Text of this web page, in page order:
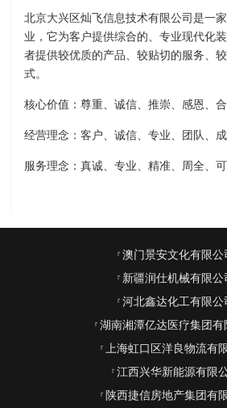
北京大兴区灿飞信息技术有限公司是一
业，它为客户提供综合的、专业现代化
者提供较优质的产品、较贴切的服务、
式。
核心价值：尊重、诚信、推崇、感恩、
经营理念：客户、诚信、专业、团队、
服务理念：真诚、专业、精准、周全、
澳门景安文化有限公
新疆润仕机械有限公
河北鑫达化工有限公
湖南湘潭亿达医疗集团有
上海虹口区洋良物流有
江西兴华新能源有限
陕西捷信房地产集团有